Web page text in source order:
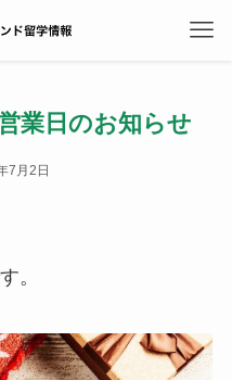
業日のお知らせ
7月2日
。